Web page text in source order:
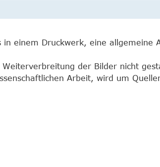
einem Druckwerk, eine allgemeine
der Bilder nicht
Arbeit, wird um